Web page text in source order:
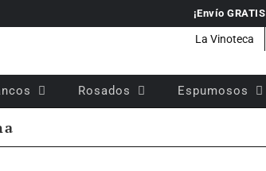
¡Envío
La Vinoteca
Rosados Espumosos